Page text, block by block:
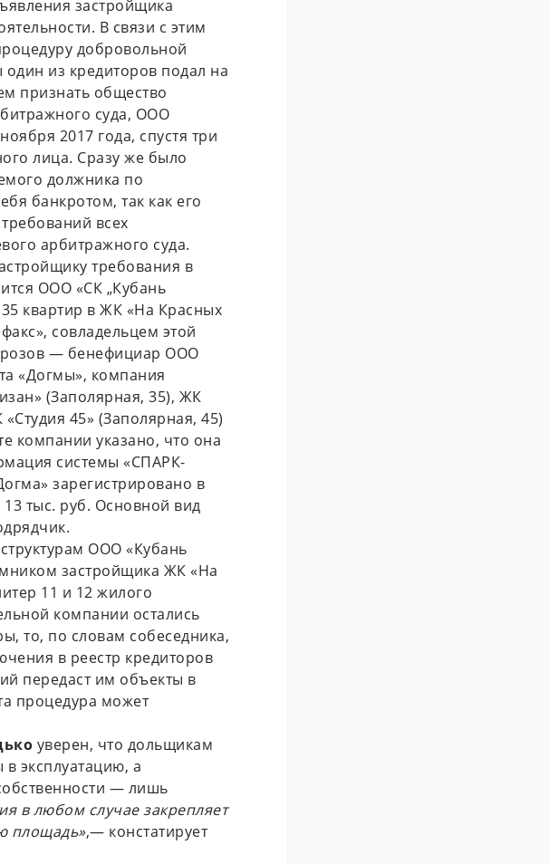
застройщика
В связи с этим
добровольной
из кредиторов подал на
признать общество
суда, ООО
2017 года, спустя три
лица. Сразу же было
должника по
банкротом, так как его
всех
арбитражного суда.
требования в
ООО «СК „Кубань
квартир в ЖК «На Красных
совладельцем этой
— бенефициар ООО
«Догмы», компания
(Заполярная, 35), ЖК
45» (Заполярная, 45)
компании указано, что она
системы «СПАРК-
зарегистрировано в
тыс. руб. Основной вид
ООО «Кубань
застройщика ЖК «На
11 и 12 жилого
компании остались
то, по словам собеседника,
в реестр кредиторов
передаст им объекты в
процедура может
уверен, что дольщикам
эксплуатацию, а
— лишь
в любом случае закрепляет
площадь»,— констатирует